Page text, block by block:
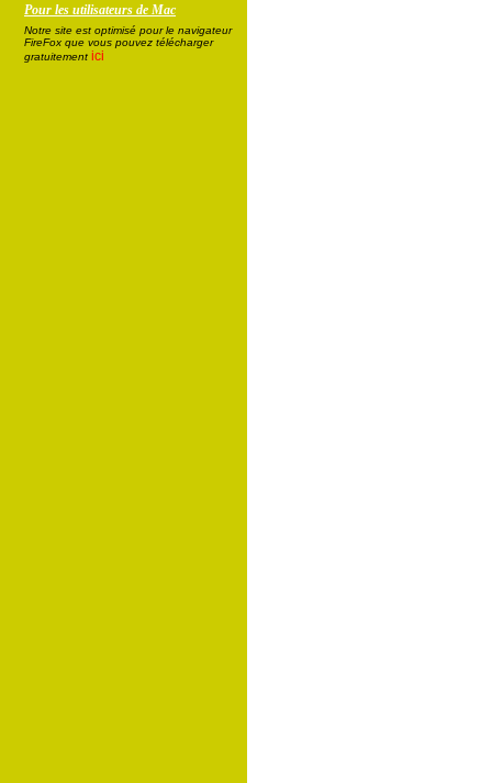
Pour les utilisateurs de Mac
Notre site est optimisé pour le navigateur
FireFox que vous pouvez télécharger
gratuitement ici